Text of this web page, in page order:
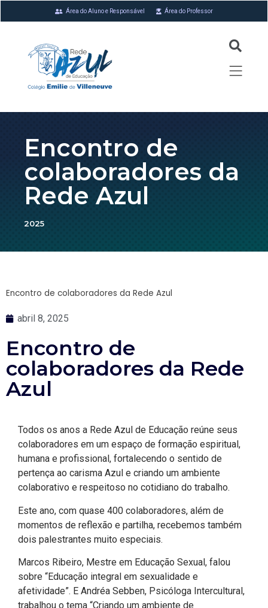
Área do Aluno e Responsável Área do Professor
Encontro de
colaboradores da
Rede Azul
2025
Encontro de colaboradores da Rede Azul
abril 8, 2025
Encontro de
colaboradores da Rede
Azul
Todos os anos a Rede Azul de Educação reúne seus
colaboradores em um espaço de formação espiritual,
humana e profissional, fortalecendo o sentido de
pertença ao carisma Azul e criando um ambiente
colaborativo e respeitoso no cotidiano do trabalho.
Este ano, com quase 400 colaboradores, além de
momentos de reflexão e partilha, recebemos também
dois palestrantes muito especiais.
Marcos Ribeiro, Mestre em Educação Sexual, falou
sobre “Educação integral em sexualidade e
afetividade”. E Andréa Sebben, Psicóloga Intercultural,
trabalhou o tema “Criando um ambiente de